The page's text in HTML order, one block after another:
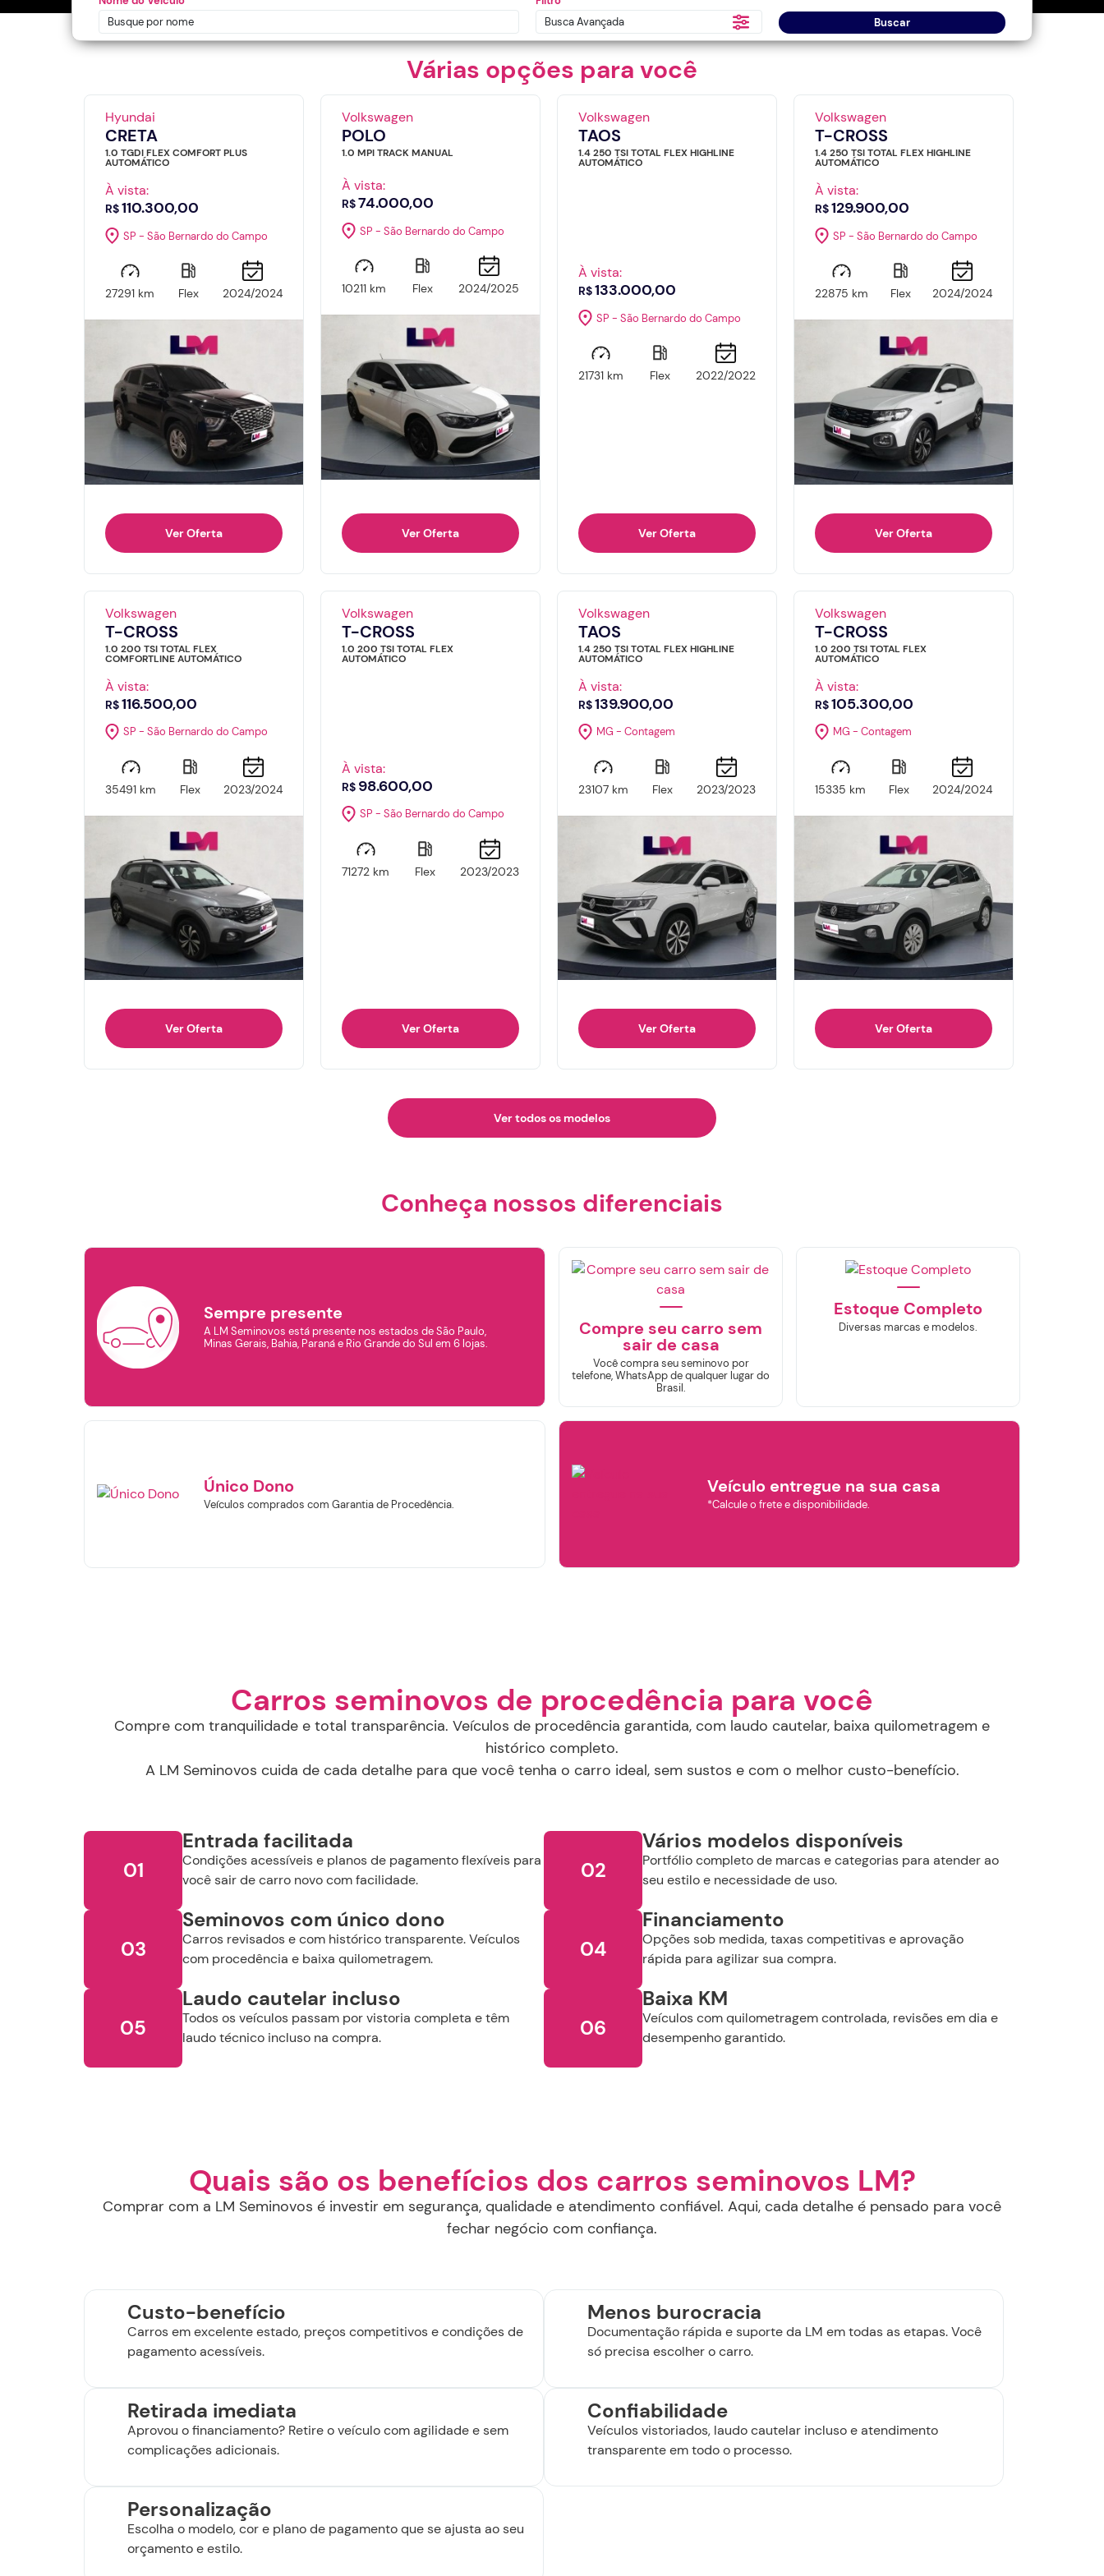
Busca Avançada
Buscar
BYD
GWM
fabricação
Várias opções para você
Hyundai
CRETA
1.0 TGDI FLEX COMFORT PLUS
AUTOMÁTICO
À vista:
R$110.300,00
SP - São Bernardo do Campo
27291 km Flex 2024/2024
Ver Oferta
Volkswagen
POLO
1.0 MPI TRACK MANUAL
À vista:
R$74.000,00
SP - São Bernardo do Campo
10211 km Flex 2024/2025
Ver Oferta
Volkswagen
TAOS
1.4 250 TSI TOTAL FLEX HIGHLINE
AUTOMÁTICO
À vista:
R$133.000,00
SP - São Bernardo do Campo
21731 km Flex 2022/2022
Ver Oferta
Volkswagen
T-CROSS
1.4 250 TSI TOTAL FLEX HIGHLINE
AUTOMÁTICO
À vista:
R$129.900,00
SP - São Bernardo do Campo
22875 km Flex 2024/2024
Ver Oferta
Volkswagen
T-CROSS
1.0 200 TSI TOTAL FLEX
COMFORTLINE AUTOMÁTICO
À vista:
R$116.500,00
SP - São Bernardo do Campo
35491 km Flex 2023/2024
Ver Oferta
Volkswagen
T-CROSS
1.0 200 TSI TOTAL FLEX
AUTOMÁTICO
À vista:
R$ 98.600,00
SP - São Bernardo do Campo
71272 km Flex 2023/2023
Ver Oferta
Volkswagen
TAOS
1.4 250 TSI TOTAL FLEX HIGHLINE
AUTOMÁTICO
À vista:
R$139.900,00
MG - Contagem
23107 km Flex 2023/2023
Ver Oferta
Volkswagen
T-CROSS
1.0 200 TSI TOTAL FLEX
AUTOMÁTICO
À vista:
R$105.300,00
MG - Contagem
15335 km Flex 2024/2024
Ver Oferta
Ver todos os modelos
Conheça nossos diferenciais
Sempre presente
A LM Seminovos está presente nos estados de São Paulo,
Minas Gerais, Bahia, Paraná e Rio Grande do Sul em 6 lojas.
Compre seu carro sem
sair de casa
Você compra seu seminovo por
telefone, WhatsApp de qualquer lugar do
Brasil.
Estoque Completo
Diversas marcas e modelos.
Único Dono
Veículos comprados com Garantia de Procedência.
Veículo entregue na sua casa
*Calcule o frete e disponibilidade.
Carros seminovos de procedência para você
Compre com tranquilidade e total transparência. Veículos de procedência garantida, com laudo cautelar, baixa quilometragem e
histórico completo.
A LM Seminovos cuida de cada detalhe para que você tenha o carro ideal, sem sustos e com o melhor custo-benefício.
01
Entrada facilitada
Condições acessíveis e planos de pagamento flexíveis para
você sair de carro novo com facilidade.
02
Vários modelos disponíveis
Portfólio completo de marcas e categorias para atender ao
seu estilo e necessidade de uso.
03
Seminovos com único dono
Carros revisados e com histórico transparente. Veículos
com procedência e baixa quilometragem.
04
Financiamento
Opções sob medida, taxas competitivas e aprovação
rápida para agilizar sua compra.
05
Laudo cautelar incluso
Todos os veículos passam por vistoria completa e têm
laudo técnico incluso na compra.
06
Baixa KM
Veículos com quilometragem controlada, revisões em dia e
desempenho garantido.
Quais são os benefícios dos carros seminovos LM?
Comprar com a LM Seminovos é investir em segurança, qualidade e atendimento confiável. Aqui, cada detalhe é pensado para você
fechar negócio com confiança.
Custo-benefício
Carros em excelente estado, preços competitivos e condições de
pagamento acessíveis.
Menos burocracia
Documentação rápida e suporte da LM em todas as etapas. Você
só precisa escolher o carro.
Retirada imediata
Aprovou o financiamento? Retire o veículo com agilidade e sem
complicações adicionais.
Confiabilidade
Veículos vistoriados, laudo cautelar incluso e atendimento
transparente em todo o processo.
Personalização
Escolha o modelo, cor e plano de pagamento que se ajusta ao seu
orçamento e estilo.
Continuar